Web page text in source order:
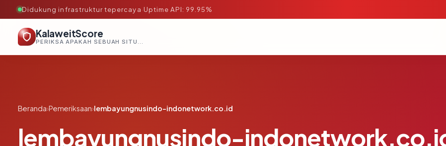
Didukung infrastruktur tepercaya·Uptime API: 99.95%
KalaweitScore
PERIKSA APAKAH SEBUAH SITUS AMAN, TEPERCAYA, DAN TERVERIFIKASI DALAM HITUNGAN DETIK.
Beranda›Pemeriksaan›lembayungnusindo-indonetwork.co.id
lembayungnusindo-